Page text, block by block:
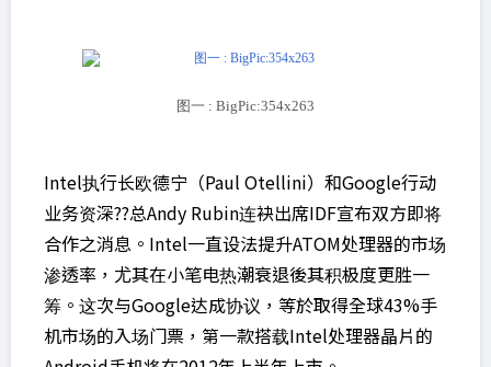
图一 : BigPic:354x263
Intel执行长欧德宁（Paul Otellini）和Google行动
业务资深??总Andy Rubin连袂出席IDF宣布双方即将
合作之消息。Intel一直设法提升ATOM处理器的市场
渗透率，尤其在小笔电热潮衰退後其积极度更胜一
筹。这次与Google达成协议，等於取得全球43%手
机市场的入场门票，第一款搭载Intel处理器晶片的